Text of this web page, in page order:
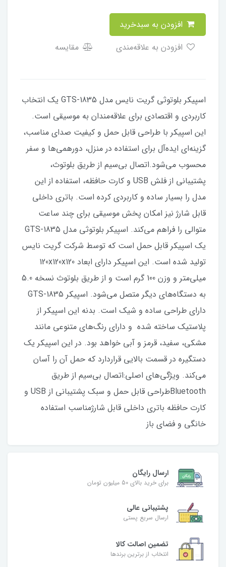
مقایسه
اسپیکر بلوتوثی گریت نایس مدل GTS-1835 یک انتخاب
کاربردی و اقتصادی برای علاقه‌مندان به موسیقی است.
این اسپیکر با طراحی قابل حمل و کیفیت صدای مناسب،
گزینه‌ای ایده‌آل برای استفاده در منزل، دورهمی‌ها و سفر
محسوب می‌شود.اتصال بی‌سیم از طریق بلوتوث،
پشتیبانی از فلش USB و کارت حافظه، استفاده از این
مدل را بسیار ساده و کاربردی کرده است. باتری داخلی
قابل شارژ نیز امکان پخش موسیقی برای چند ساعت
متوالی را فراهم می‌کند. اسپیکر بلوتوثی مدل 1835-GTS
یک اسپیکر قابل حمل است که توسط شرکت گریت نایس
تولید شده است. این اسپیکر دارای ابعاد 120x120x120
میلی‌متر و وزن 100 گرم است و از طریق بلوتوث نسخه 5.0
به دستگاه‌های دیگر متصل می‌شود. اسپیکر 1835-GTS
دارای طراحی ساده و شیک است. بدنه این اسپیکر از
پلاستیک ساخته شده و دارای رنگ‌های متنوعی مانند
مشکی، سفید، قرمز و آبی خواهد بود. در این اسپیکر یک
دستگیره در قسمت بالایی قراردارد که حمل آن را آسان
می‌کند. ویژگی‌های اصلی:اتصال بی‌سیم از طریق
Bluetoothطراحی قابل حمل و سبک پشتیبانی از USB و
کارت حافظه باتری داخلی قابل شارژمناسب استفاده
خانگی و فضای باز
ارسال رایگان
برای خرید بالای 50 میلیون تومان
پشتیبانی عالی
ارسال سریع پستی
تضمین اصالت کالا
انتخاب از برترین برندها